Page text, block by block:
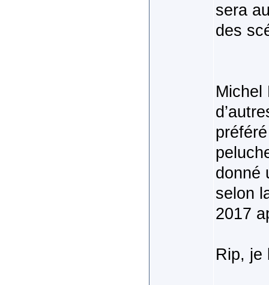
sera
des
Michel
donné
selon
2017
Rip, je